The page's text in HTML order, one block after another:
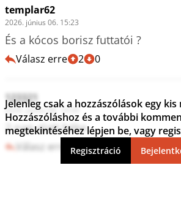
templar62
2026. június 06. 15:23
És a kócos borisz futtatói ?
Válasz erre 2 0
123321
2026. június 06. 14:59
2 nap alatt béke
Válasz erre 0 1
Jelenleg csak a hozzászólások egy
Hozzászóláshoz és a további
megtekintéséhez lépjen be, vagy
Regisztráció